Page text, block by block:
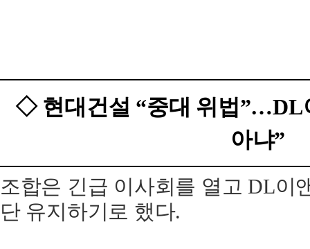
◇ 현대건설 “중대 위법”…DL
아냐”
조합은 긴급 이사회를 열고 DL이
단 유지하기로 했다.